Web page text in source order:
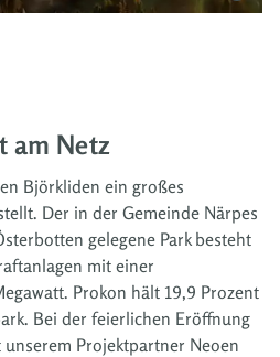
am Netz
Björkliden ein großes
Der in der Gemeinde Närpes
gelegene Park besteht
mit einer
Prokon hält 19,9 Prozent
Bei der feierlichen Eröffnung
unserem Projektpartner Neoen